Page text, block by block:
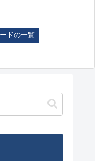
ドの一覧